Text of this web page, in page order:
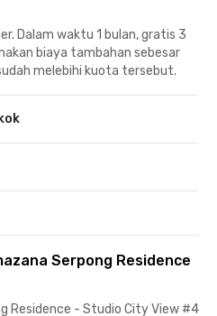
Dalam waktu 1 bulan, gratis 3
biaya tambahan sebesar
melebihi kuota tersebut.
Serpong Residence
Residence - Studio City View #4